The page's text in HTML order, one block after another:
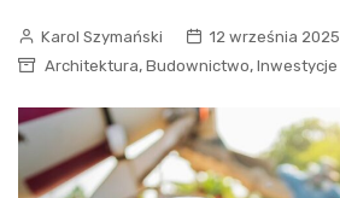
Karol Szymański
12 września 2025
Architektura, Budownictwo, Inwestycje